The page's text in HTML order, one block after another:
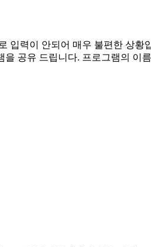
입력이 안되어 매우 불편한 상황
공유 드립니다. 프로그램의 이